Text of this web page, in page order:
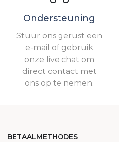
Ondersteuning
Stuur ons gerust een
e-mail of gebruik
onze live chat om
direct contact met
ons op te nemen.
BETAALMETHODES